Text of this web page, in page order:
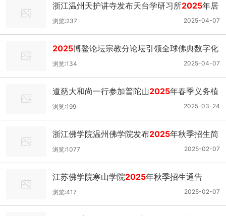
浙江温州天护讲寺发布天台学研习所2025年居
士班招生简章
2025-04-07
浏览:237
2025博鳌论坛宗教分论坛引领全球佛典数字化
热潮
2025-04-07
浏览:134
道慈大和尚一行参加普陀山2025年春季义务植
树活动
2025-03-24
浏览:199
浙江佛学院温州佛学院发布2025年秋季招生简
章
2025-02-07
浏览:1077
江苏佛学院寒山学院2025年秋季招生通告
2025-02-07
浏览:417